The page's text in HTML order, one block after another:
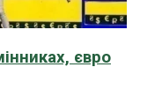
євро